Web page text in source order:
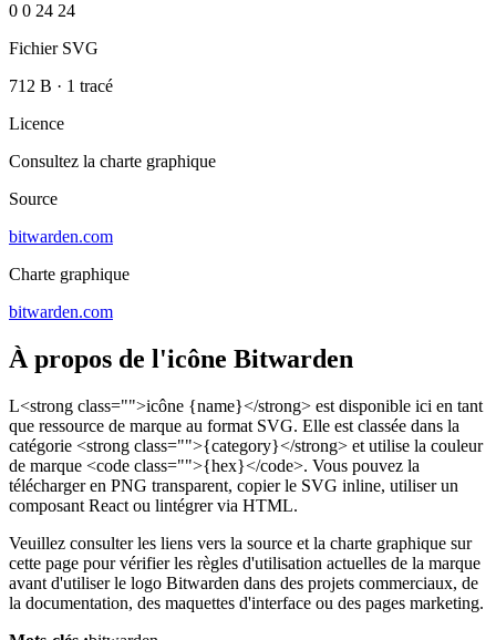
0 0 24 24
Fichier SVG
712 B · 1 tracé
Licence
Consultez la charte graphique
Source
bitwarden.com
Charte graphique
bitwarden.com
À propos de l'icône Bitwarden
L<strong class="">icône {name}</strong> est disponible ici en tant
que ressource de marque au format SVG. Elle est classée dans la
catégorie <strong class="">{category}</strong> et utilise la couleur
de marque <code class="">{hex}</code>. Vous pouvez la
télécharger en PNG transparent, copier le SVG inline, utiliser un
composant React ou lintégrer via HTML.
Veuillez consulter les liens vers la source et la charte graphique sur
cette page pour vérifier les règles d'utilisation actuelles de la marque
avant d'utiliser le logo Bitwarden dans des projets commerciaux, de
la documentation, des maquettes d'interface ou des pages marketing.